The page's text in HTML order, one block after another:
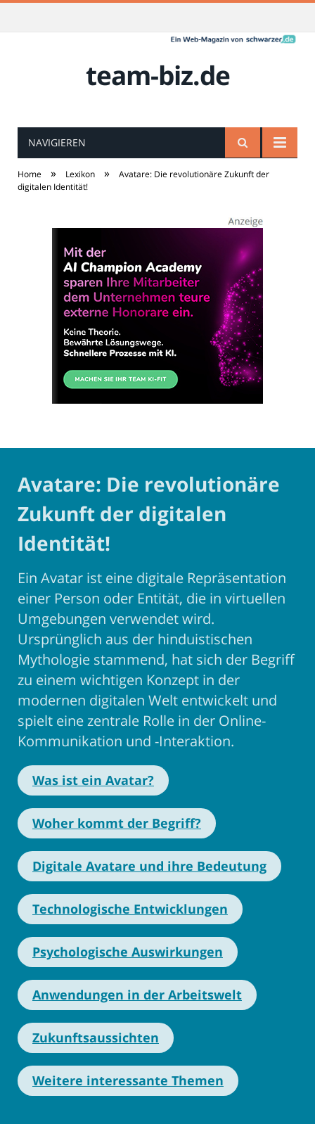
team-biz.de
NAVIGIEREN
Home » Lexikon »
Avatare: Die revolutionäre Zukunft der
digitalen Identität!
Avatare: Die revolutionäre
Zukunft der digitalen
Identität!
Ein Avatar ist eine digitale Repräsentation
einer Person oder Entität, die in virtuellen
Umgebungen verwendet wird.
Ursprünglich aus der hinduistischen
Mythologie stammend, hat sich der Begriff
zu einem wichtigen Konzept in der
modernen digitalen Welt entwickelt und
spielt eine zentrale Rolle in der Online-
Kommunikation und -Interaktion.
Was ist ein Avatar?
Woher kommt der Begriff?
Digitale Avatare und ihre Bedeutung
Technologische Entwicklungen
Psychologische Auswirkungen
Anwendungen in der Arbeitswelt
Zukunftsaussichten
Weitere interessante Themen